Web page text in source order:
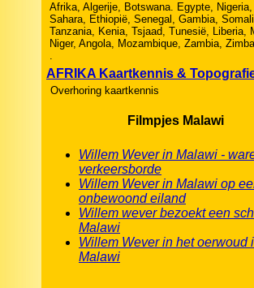
Afrika, Algerije, Botswana. Egypte,
Sahara, Ethiopië, Senegal, Gambia,
Tanzania, Kenia, Tsjaad, Tunesië, Liberia,
Niger, Angola, Mozambique, Zambia,
.
AFRIKA Kaartkennis &
Overhoring kaartkennis
Filmpjes Malawi
Willem Wever in Malawi -
verkeersborde
Willem Wever in Malawi op
onbewoond eiland
Willem wever bezoekt een
Malawi
Willem Wever in het oerwoud
Malawi